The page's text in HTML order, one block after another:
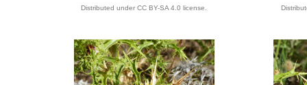
Distributed under CC BY-SA 4.0 license.